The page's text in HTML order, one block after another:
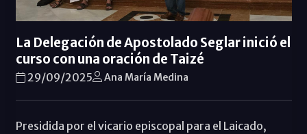
La Delegación de Apostolado Seglar inició el
curso con una oración de Taizé
29/09/2025 Ana María Medina
Presidida por el vicario episcopal para el Laicado,